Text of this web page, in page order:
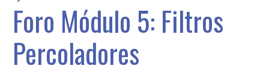
Foro Módulo 5: Filtros
Percoladores